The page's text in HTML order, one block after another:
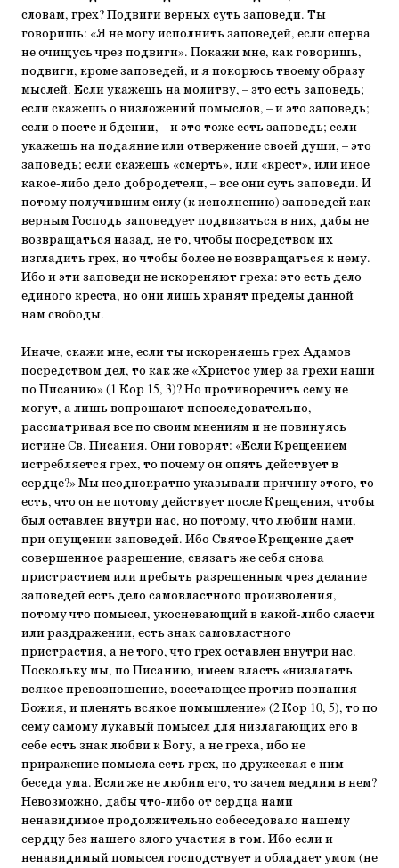
словам, грех? Подвиги верных суть заповеди. Ты
говоришь: «Я не могу исполнить заповедей, если сперва
не очищусь чрез подвиги». Покажи мне, как говоришь,
подвиги, кроме заповедей, и я покорюсь твоему образу
мыслей. Если укажешь на молитву, – это есть заповедь;
если скажешь о низложений помыслов, – и это заповедь;
если о посте и бдении, – и это тоже есть заповедь; если
укажешь на подаяние или отвержение своей души, – это
заповедь; если скажешь «смерть», или «крест», или иное
какое-либо дело добродетели, – все они суть заповеди. И
потому получившим силу (к исполнению) заповедей как
верным Господь заповедует подвизаться в них, дабы не
возвращаться назад, не то, чтобы посредством их
изгладить грех, но чтобы более не возвращаться к нему.
Ибо и эти заповеди не искореняют греха: это есть дело
единого креста, но они лишь хранят пределы данной
нам свободы.
Иначе, скажи мне, если ты искореняешь грех Адамов
посредством дел, то как же «Христос умер за грехи наши
по Писанию» (1 Кор 15, 3)? Но противоречить сему не
могут, а лишь вопрошают непоследовательно,
рассматривая все по своим мнениям и не повинуясь
истине Св. Писания. Они говорят: «Если Крещением
истребляется грех, то почему он опять действует в
сердце?» Мы неоднократно указывали причину этого, то
есть, что он не потому действует после Крещения, чтобы
был оставлен внутри нас, но потому, что любим нами,
при опущении заповедей. Ибо Святое Крещение дает
совершенное разрешение, связать же себя снова
пристрастием или пребыть разрешенным чрез делание
заповедей есть дело самовластного произволения,
потому что помысел, укосневающий в какой-либо сласти
или раздражении, есть знак самовластного
пристрастия, а не того, что грех оставлен внутри нас.
Поскольку мы, по Писанию, имеем власть «низлагать
всякое превозношение, восстающее против познания
Божия, и пленять всякое помышление» (2 Кор 10, 5), то по
сему самому лукавый помысел для низлагающих его в
себе есть знак любви к Богу, а не греха, ибо не
приражение помысла есть грех, но дружеская с ним
беседа ума. Если же не любим его, то зачем медлим в нем?
Невозможно, дабы что-либо от сердца нами
ненавидимое продолжительно собеседовало нашему
сердцу без нашего злого участия в том. Ибо если и
ненавидимый помысел господствует и обладает умом (не